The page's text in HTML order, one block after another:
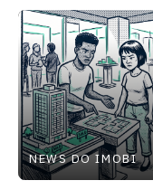
NEWS DO IMOBI